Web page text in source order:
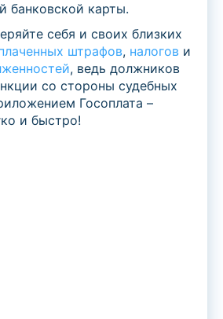
карты.
себя и своих близких
штрафов, налогов и
, ведь должников
со стороны судебных
Госоплата –
и быстро!